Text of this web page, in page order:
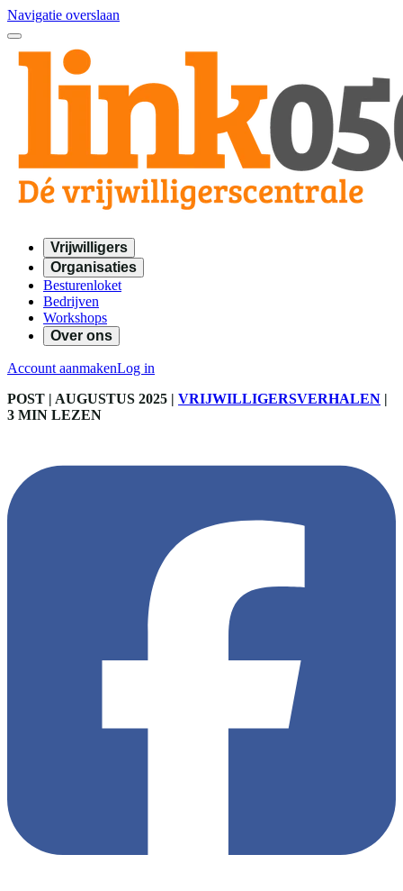
Navigatie overslaan
Vrijwilligers
Organisaties
Besturenloket
Bedrijven
Workshops
Over ons
Account aanmakenLog in
POST | AUGUSTUS 2025 | VRIJWILLIGERSVERHALEN |
3 MIN LEZEN